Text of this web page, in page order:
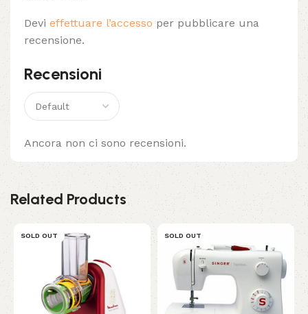
Recensioni
Ancora non ci sono recensioni.
Devi effettuare l’accesso per pubblicare una
recensione.
Related Products
SOLD OUT SOLD OUT